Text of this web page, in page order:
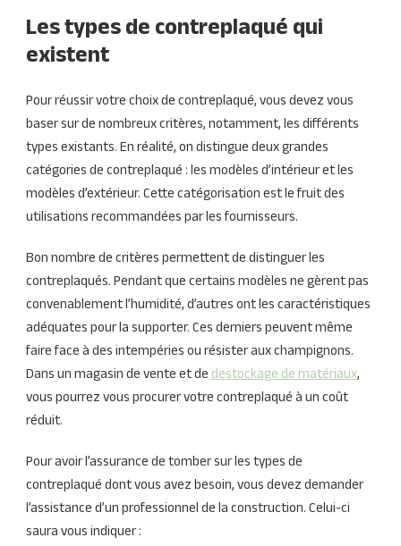
Les types de contreplaqué qui
existent
Pour réussir votre choix de contreplaqué, vous devez vous
baser sur de nombreux critères, notamment, les différents
types existants. En réalité, on distingue deux grandes
catégories de contreplaqué : les modèles d’intérieur et les
modèles d’extérieur. Cette catégorisation est le fruit des
utilisations recommandées par les fournisseurs.
Bon nombre de critères permettent de distinguer les
contreplaqués. Pendant que certains modèles ne gèrent pas
convenablement l’humidité, d’autres ont les caractéristiques
adéquates pour la supporter. Ces derniers peuvent même
faire face à des intempéries ou résister aux champignons.
Dans un magasin de vente et dedestockage de matériaux,
vous pourrez vous procurer votre contreplaqué à un coût
réduit.
Pour avoir l’assurance de tomber sur les types de
contreplaqué dont vous avez besoin, vous devez demander
l’assistance d’un professionnel de la construction. Celui-ci
saura vous indiquer :